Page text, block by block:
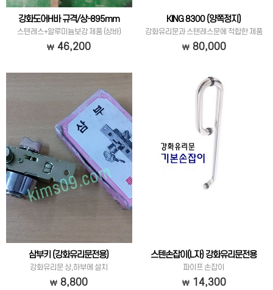
강화도어H바 규격/상-895mm
스텐레스+알루미늄보강 제품 (상바)
46,200
KING 8300 (양쪽정지)
강화유리문과 스텐레스문에 적합한 제품
입니다.
80,000
삼부키 (강화유리문전용)
강화유리문 상,하부에 설치
8,800
스텐손잡이(L자) 강화유리문전용
파이프 손잡이
14,300